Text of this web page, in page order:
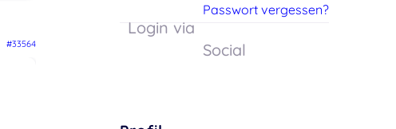
#33564
Passwort vergessen?
Login via
Social